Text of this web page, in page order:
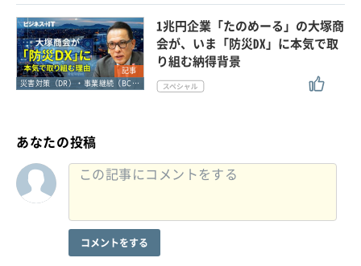
記事
災害対策（DR）・事業継続（BCP）
1兆円企業「たのめーる」の大塚商
会が、いま「防災DX」に本気で取
り組む納得背景
あなたの投稿
コメントをする